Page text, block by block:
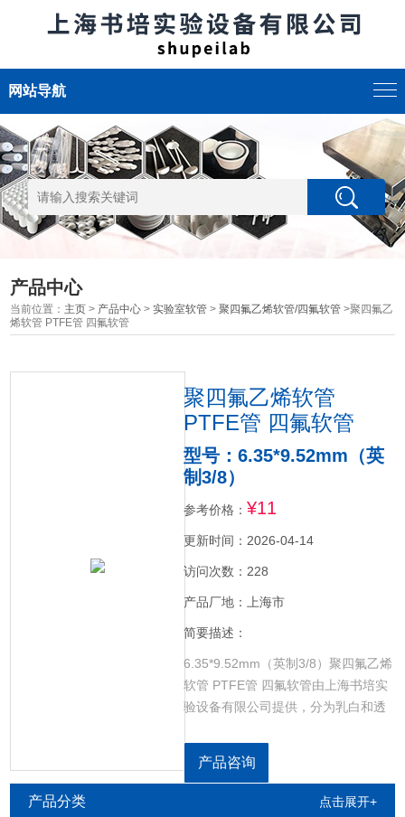
网站导航
产品中心
当前位置： 主页 > 产品中心 >实验室软管 >聚四氟乙烯软管/四氟软管 >聚四氟乙
烯软管 PTFE管 四氟软管
聚四氟乙烯软管
PTFE管 四氟软管
型号：6.35*9.52mm（英
制3/8）
参考价格： ¥11
更新时间：2026-04-14
访问次数：228
产品厂地：上海市
简要描述：
6.35*9.52mm（英制3/8）聚四氟乙烯
软管 PTFE管 四氟软管由上海书培实
验设备有限公司提供，分为乳白和透
产品咨询
产品分类 点击展开+